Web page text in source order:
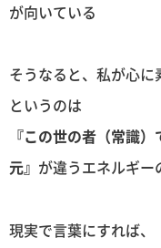
が向いている
そうなると、私が心に
というのは
『この世の者（常識）
元』 が違うエネルギー
現実で言葉にすれば、